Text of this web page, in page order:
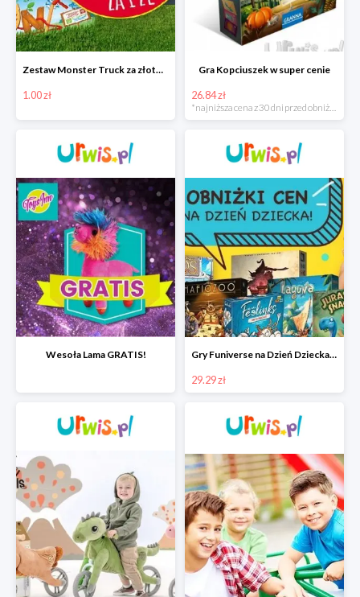
Zestaw Monster Truck za złotówkę
1.00 zł
Gra Kopciuszek w super cenie
26.84 zł
Wesoła Lama GRATIS! Gry Funiverse na Dzień Dziecka w Urwis.pl od 29,29 zł
29.29 zł